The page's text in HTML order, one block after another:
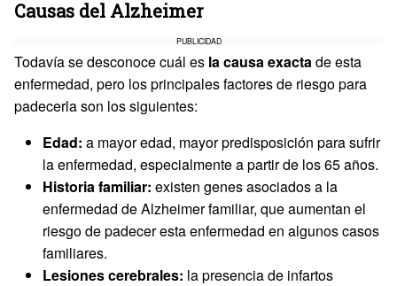
Causas del Alzheimer
PUBLICIDAD
Todavía se desconoce cuál es la causa exactade esta
enfermedad, pero los principales factores de riesgo para
padecerla son los siguientes:
Edad: a mayor edad, mayor predisposición para sufrir
la enfermedad, especialmente a partir de los 65 años.
Historia familiar: existen genes asociados a la
enfermedad de Alzheimer familiar, que aumentan el
riesgo de padecer esta enfermedad en algunos casos
familiares.
Lesiones cerebrales: la presencia de infartos